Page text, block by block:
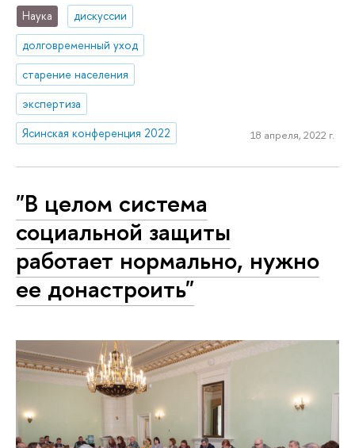
Наука
дискуссии
долговременный уход
старение населения
экспертиза
Ясинская конференция 2022
18 апреля, 2022 г.
"В целом система
социальной защиты
работает нормально, нужно
ее донастроить"